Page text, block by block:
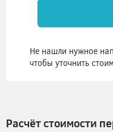
Не нашли нужное
чтобы уточнить
Расчёт стоимости